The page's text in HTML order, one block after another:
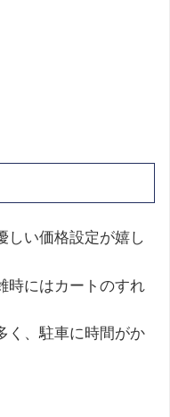
しい価格設定が嬉し
時にはカートのすれ
く、駐車に時間がか